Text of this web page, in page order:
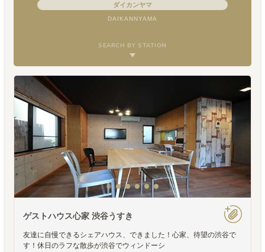
ダイカンヤマ
DAIKANNYAMA
SEARCH BY STATION
ゲストハウス心家 渋谷うすき
友達に自慢できるシェアハウス、できました！心家、待望の渋谷で
す！休日のラフな散歩が渋谷でウィンドーシ